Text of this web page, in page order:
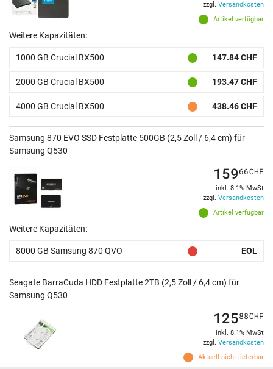
Artikel verfügbar
zzgl. Versandkosten
Weitere Kapazitäten:
1000 GB Crucial BX500 147.84 CHF
2000 GB Crucial BX500 193.47 CHF
4000 GB Crucial BX500 438.46 CHF
Samsung 870 EVO SSD Festplatte 500GB (2,5 Zoll / 6,4 cm) für
Samsung Q530
Artikel verfügbar
15966CHF
inkl. 8.1% MwSt
zzgl. Versandkosten
Weitere Kapazitäten:
8000 GB Samsung 870 QVO EOL
Seagate BarraCuda HDD Festplatte 2TB (2,5 Zoll / 6,4 cm) für
Samsung Q530
Aktuell nicht lieferbar
12588CHF
inkl. 8.1% MwSt
zzgl. Versandkosten